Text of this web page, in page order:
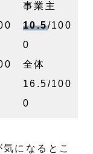
事業主
10.5/100
0
全体
16.5/100
0
になるとこ